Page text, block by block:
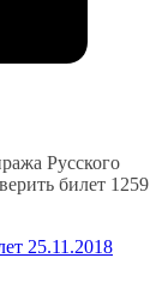
Русского
билет 1259